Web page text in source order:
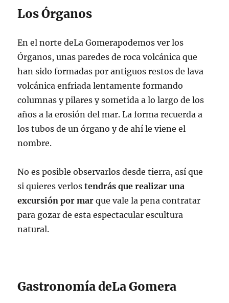
Los Órganos
En el norte deLa Gomerapodemos ver los
Órganos, unas paredes de roca volcánica que
han sido formadas por antiguos restos de lava
volcánica enfriada lentamente formando
columnas y pilares y sometida a lo largo de los
años a la erosión del mar. La forma recuerda a
los tubos de un órgano y de ahí le viene el
nombre.
No es posible observarlos desde tierra, así que
si quieres verlostendrás que realizar una
excursión por mar que vale la pena contratar
para gozar de esta espectacular escultura
natural.
Gastronomía deLa Gomera